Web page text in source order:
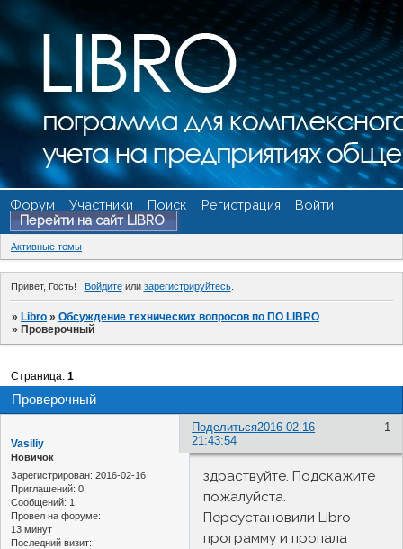
Форум Участники Поиск Регистрация
Войти
Перейти на сайт LIBRO
Активные темы
Привет, Гость! Войдитеили зарегистрируйтесь.
»Libro »Обсуждение технических вопросов по ПО LIBRO
»Проверочный
Проверочный
Страница:1
Поделиться 1
2016-02-16
21:43:54
Vasiliy
Новичок
Зарегистрирован: 2016-02-16
Приглашений: 0
Сообщений: 1
Провел на форуме:
13 минут
Последний визит:
здраствуйте. Подскажите
пожалуйста.
Переустановили Libro
программу и пропала